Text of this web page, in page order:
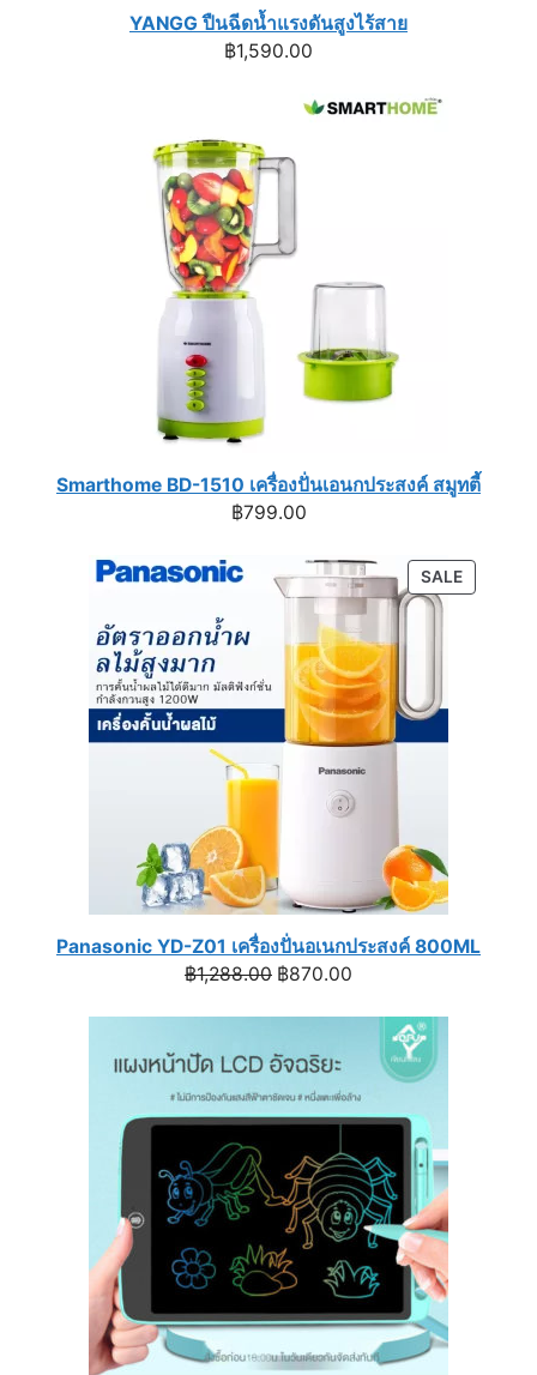
YANGG ปืนฉีดน้ำแรงดันสูงไร้สาย
฿1,590.00
Smarthome BD-1510 เครื่องปั่นเอนกประสงค์ สมูทตี้
฿799.00
SALE
ON
Panasonic YD-Z01 เครื่องปั่นอเนกประสงค์ 800ML
฿1,288.00 Original
฿1,288.00.
฿870.00
฿870.00.